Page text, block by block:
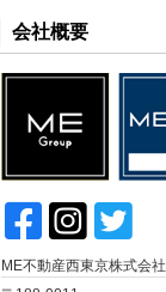
会社概要
ME不動産西東京株式会社